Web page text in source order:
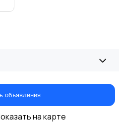
объявления
на карте